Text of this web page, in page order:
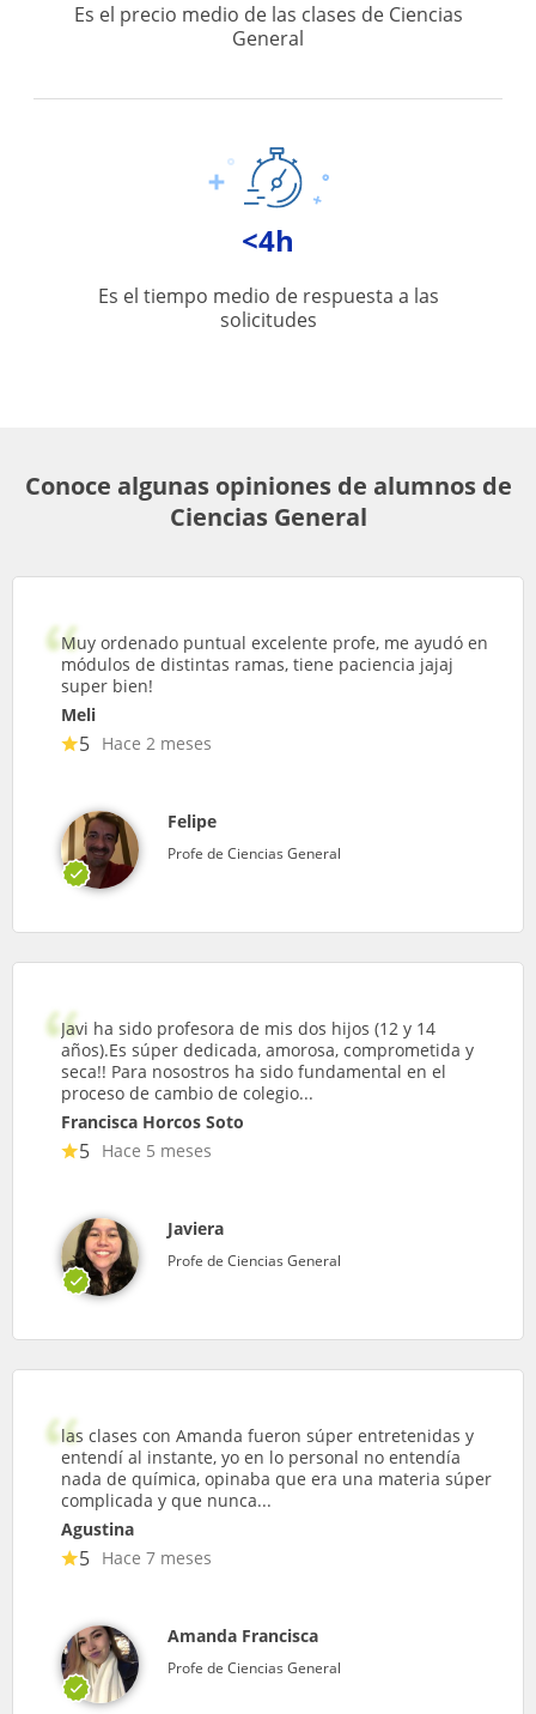
Es el precio medio de las clases de Ciencias
General
<4h
Es el tiempo medio de respuesta a las
solicitudes
Conoce algunas opiniones de alumnos de
Ciencias General
Muy ordenado puntual excelente profe, me ayudó en
módulos de distintas ramas, tiene paciencia jajaj
super bien!
Meli
5 Hace 2 meses
Felipe
Profe de Ciencias General
Javi ha sido profesora de mis dos hijos (12 y 14
años).Es súper dedicada, amorosa, comprometida y
seca!! Para nosostros ha sido fundamental en el
proceso de cambio de colegio...
Francisca Horcos Soto
5 Hace 5 meses
Javiera
Profe de Ciencias General
las clases con Amanda fueron súper entretenidas y
entendí al instante, yo en lo personal no entendía
nada de química, opinaba que era una materia súper
complicada y que nunca...
Agustina
5 Hace 7 meses
Amanda Francisca
Profe de Ciencias General